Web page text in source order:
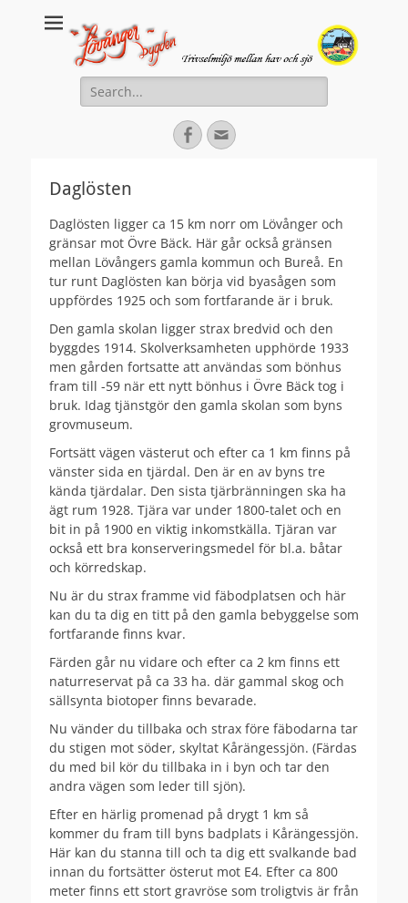
Lovanger.se
Välkommen till Lövånger
Search
for:
Facebook
Email
Daglösten
Daglösten ligger ca 15 km norr om Lövånger och
gränsar mot Övre Bäck. Här går också gränsen
mellan Lövångers gamla kommun och Bureå. En
tur runt Daglösten kan börja vid byasågen som
uppfördes 1925 och som fortfarande är i bruk.
Den gamla skolan ligger strax bredvid och den
byggdes 1914. Skolverksamheten upphörde 1933
men gården fortsatte att användas som bönhus
fram till -59 när ett nytt bönhus i Övre Bäck tog i
bruk. Idag tjänstgör den gamla skolan som byns
grovmuseum.
Fortsätt vägen västerut och efter ca 1 km finns på
vänster sida en tjärdal. Den är en av byns tre
kända tjärdalar. Den sista tjärbränningen ska ha
ägt rum 1928. Tjära var under 1800-talet och en
bit in på 1900 en viktig inkomstkälla. Tjäran var
också ett bra konserveringsmedel för bl.a. båtar
och körredskap.
Nu är du strax framme vid fäbodplatsen och här
kan du ta dig en titt på den gamla bebyggelse som
fortfarande finns kvar.
Färden går nu vidare och efter ca 2 km finns ett
naturreservat på ca 33 ha. där gammal skog och
sällsynta biotoper finns bevarade.
Nu vänder du tillbaka och strax före fäbodarna tar
du stigen mot söder, skyltat Kårängessjön. (Färdas
du med bil kör du tillbaka in i byn och tar den
andra vägen som leder till sjön).
Efter en härlig promenad på drygt 1 km så
kommer du fram till byns badplats i Kårängessjön.
Här kan du stanna till och ta dig ett svalkande bad
innan du fortsätter österut mot E4. Efter ca 800
meter finns ett stort gravröse som troligtvis är från